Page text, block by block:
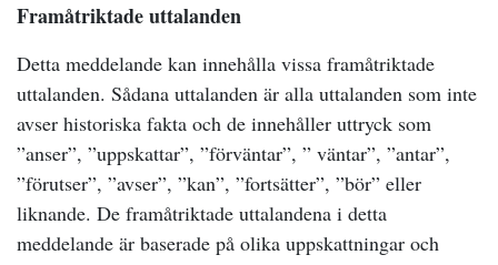
Framåtriktade uttalanden
Detta meddelande kan innehålla vissa framåtriktade
uttalanden. Sådana uttalanden är alla uttalanden som inte
avser historiska fakta och de innehåller uttryck som
”anser”, ”uppskattar”, ”förväntar”, ” väntar”, ”antar”,
”förutser”, ”avser”, ”kan”, ”fortsätter”, ”bör” eller
liknande. De framåtriktade uttalandena i detta
meddelande är baserade på olika uppskattningar och